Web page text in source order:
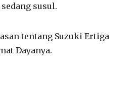
susul.
tentang Suzuki Ertiga
Dayanya.